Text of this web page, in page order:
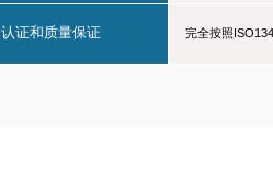
认证和质量保证 完全按照